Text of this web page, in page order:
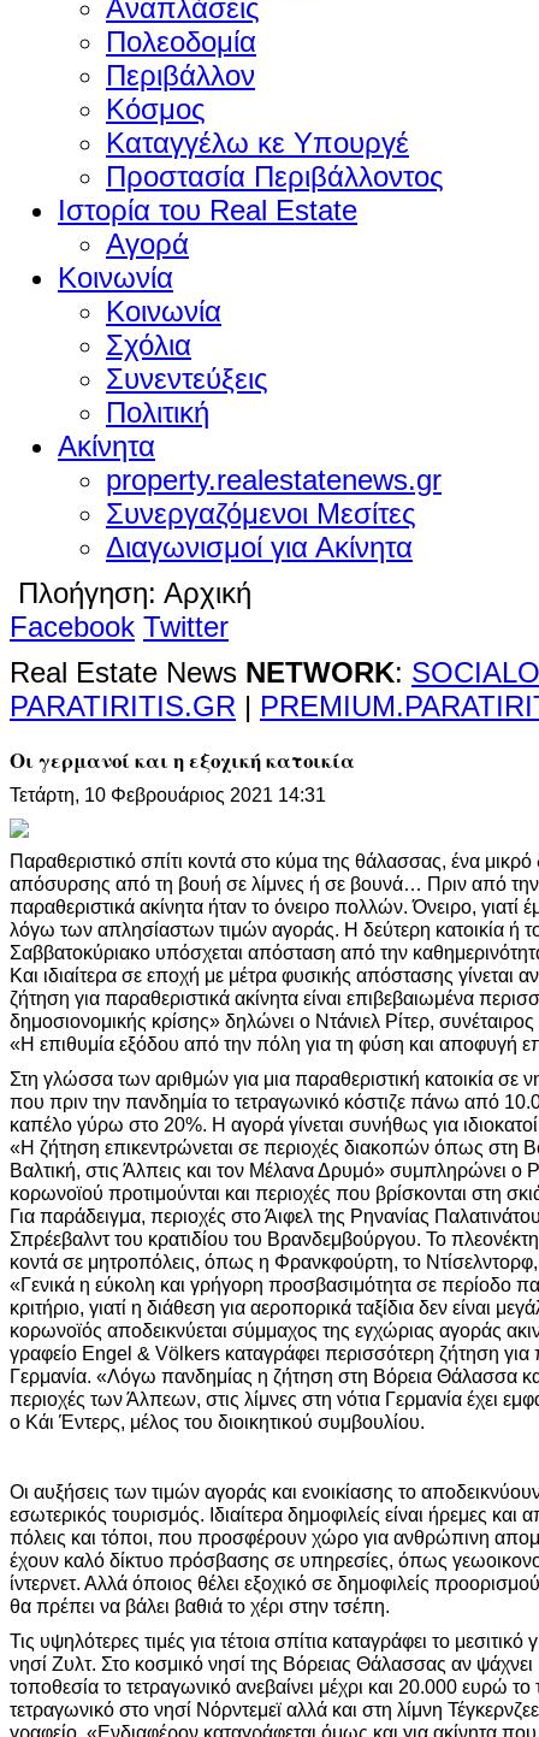
Αναπλάσεις
Πολεοδομία
Περιβάλλον
Κόσμος
Καταγγέλω κε Υπουργέ
Προστασία Περιβάλλοντος
Ιστορία του Real Estate
Αγορά
Κοινωνία
Κοινωνία
Σχόλια
Συνεντεύξεις
Πολιτική
Ακίνητα
property.realestatenews.gr
Συνεργαζόμενοι Μεσίτες
Διαγωνισμοί για Ακίνητα
Πλοήγηση: Αρχική
Facebook Twitter
Real Estate News NETWORK:
PARATIRITIS.GR |
Οι γερμανοί και η εξοχική κατοικία
Τετάρτη, 10 Φεβρουάριος 2021 14:31
Παραθεριστικό σπίτι κοντά στο κύμα της θάλασσας, ένα
απόσυρσης από τη βουή σε λίμνες ή σε βουνά… Πριν από την
παραθεριστικά ακίνητα ήταν το όνειρο πολλών. Όνειρο,
λόγω των απλησίαστων τιμών αγοράς. Η δεύτερη κατοικία ή το
Σαββατοκύριακο υπόσχεται απόσταση από την
Και ιδιαίτερα σε εποχή με μέτρα φυσικής απόστασης γίνεται
ζήτηση για παραθεριστικά ακίνητα είναι επιβεβαιωμένα
δημοσιονομικής κρίσης» δηλώνει ο Ντάνιελ Ρίτερ,
«Η επιθυμία εξόδου από την πόλη για τη φύση και αποφυγή
Στη γλώσσα των αριθμών για μια παραθεριστική κατοικία σε
που πριν την πανδημία το τετραγωνικό κόστιζε πάνω από
καπέλο γύρω στο 20%. Η αγορά γίνεται συνήθως για
«Η ζήτηση επικεντρώνεται σε περιοχές διακοπών όπως στη
Βαλτική, στις Άλπεις και τον Μέλανα Δρυμό» συμπληρώνει ο
κορωνοϊού προτιμούνται και περιοχές που βρίσκονται στη
Για παράδειγμα, περιοχές στο Άιφελ της Ρηνανίας
Σπρέεβαλντ του κρατιδίου του Βρανδεμβούργου. Το
κοντά σε μητροπόλεις, όπως η Φρανκφούρτη, το
«Γενικά η εύκολη και γρήγορη προσβασιμότητα σε περίοδο
κριτήριο, γιατί η διάθεση για αεροπορικά ταξίδια δεν είναι
κορωνοϊός αποδεικνύεται σύμμαχος της εγχώριας αγοράς
γραφείο Engel & Völkers καταγράφει περισσότερη ζήτηση για
Γερμανία. «Λόγω πανδημίας η ζήτηση στη Βόρεια Θάλασσα
περιοχές των Άλπεων, στις λίμνες στη νότια Γερμανία έχει
ο Κάι Έντερς, μέλος του διοικητικού συμβουλίου.
Οι αυξήσεις των τιμών αγοράς και ενοικίασης το
εσωτερικός τουρισμός. Ιδιαίτερα δημοφιλείς είναι ήρεμες και
πόλεις και τόποι, που προσφέρουν χώρο για ανθρώπινη
έχουν καλό δίκτυο πρόσβασης σε υπηρεσίες, όπως
ίντερνετ. Αλλά όποιος θέλει εξοχικό σε δημοφιλείς
θα πρέπει να βάλει βαθιά το χέρι στην τσέπη.
Τις υψηλότερες τιμές για τέτοια σπίτια καταγράφει το
νησί Ζυλτ. Στο κοσμικό νησί της Βόρειας Θάλασσας αν ψάχνει
τοποθεσία το τετραγωνικό ανεβαίνει μέχρι και 20.000 ευρώ το
τετραγωνικό στo νησί Νόρντεμεϊ αλλά και στη λίμνη
γραφείο. «Ενδιαφέρον καταγράφεται όμως και για ακίνητα